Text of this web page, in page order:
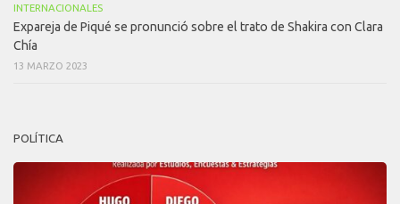
INTERNACIONALES
Expareja de Piqué se pronunció sobre el trato de Shakira con Clara
Chía
13 MARZO 2023
POLÍTICA